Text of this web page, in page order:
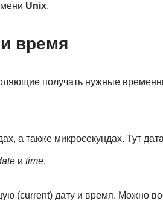
Unix.
время
получать нужные
а также микросекундах. Тут
и time.
(current) дату и время. Можно